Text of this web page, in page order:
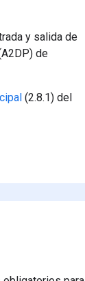
y salida de
de
(2.8.1) del